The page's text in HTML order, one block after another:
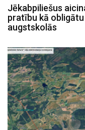
Jēkabpiliešus
pratību kā
augstskolās